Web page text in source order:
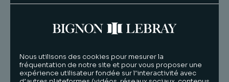
Tournier
Avocat senior
Nous utilisons des cookies pour mesurer la
fréquentation de notre site et pour vous proposer une
expérience utilisateur fondée sur l’interactivité avec